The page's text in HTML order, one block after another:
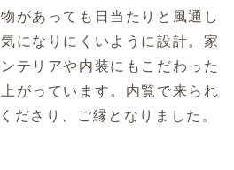
があっても日当たりと風通し
になりにくいように設計。家
テリアや内装にもこだわった
がっています。内覧で来られ
ださり、ご縁となりました。